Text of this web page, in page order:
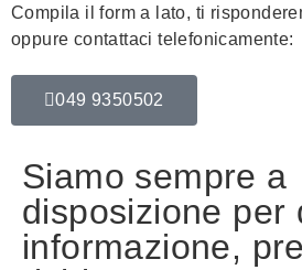
Compila il form a lato, ti
oppure contattaci telefonicamente:
049 9350502
Siamo sempre a
disposizione per
informazione,